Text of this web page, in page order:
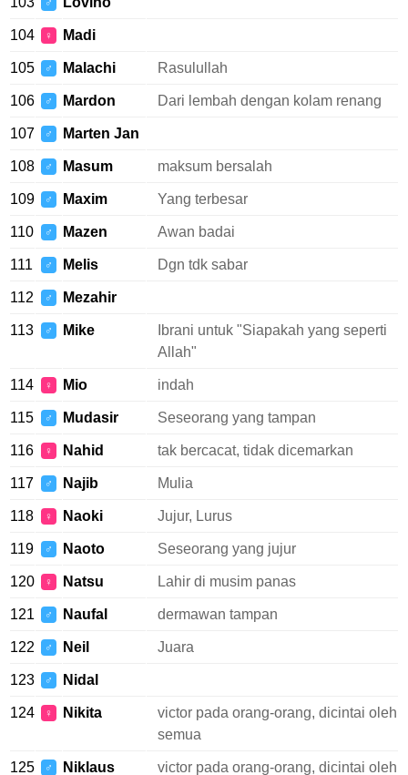
♂
104 ♀ Madi
105 ♂ Malachi Rasulullah
106 ♂ Mardon Dari lembah dengan kolam renang
107 ♂ Marten Jan
108 ♂ Masum maksum bersalah
109 ♂ Maxim Yang terbesar
110 ♂ Mazen Awan badai
111 ♂ Melis Dgn tdk sabar
112 ♂ Mezahir
113 ♂ Mike
Ibrani untuk "Siapakah yang seperti
Allah"
114 ♀ Mio indah
115 ♂ Mudasir Seseorang yang tampan
116 ♀ Nahid tak bercacat, tidak dicemarkan
117 ♂ Najib Mulia
118 ♀ Naoki Jujur, Lurus
119 ♂ Naoto Seseorang yang jujur
120 ♀ Natsu Lahir di musim panas
121 ♂ Naufal dermawan tampan
122 ♂ Neil Juara
123 ♂ Nidal
124 ♀ Nikita
victor pada orang-orang, dicintai oleh
semua
125 ♂ Niklaus victor pada orang-orang, dicintai oleh